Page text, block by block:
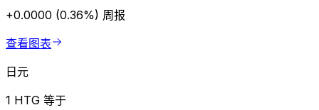
+0.0000 (0.36%) 周报
查看图表
日元
1 HTG 等于